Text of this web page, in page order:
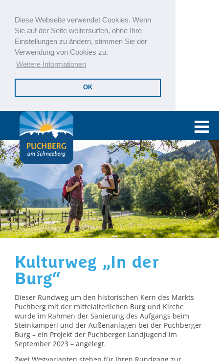
Diese Webseite verwendet Cookies. Wenn
Sie auf der Seite weitersurfen, ohne Ihre
Einstellungen zu ändern, stimmen Sie der
Verwendung von Cookies zu.
Weitere Informationen
OK
Kulturweg „In der
Burg“
Dieser Rundweg um den historischen Kern des Markts
Puchberg mit der mittelalterlichen Burg und Kirche
wurde im Rahmen der Sanierung des Aufgangs beim
Steinkamperl und der Außenanlagen bei der Puchberger
Burg – ein Projekt der Puchberger Landjugend im
September 2023 – angelegt.